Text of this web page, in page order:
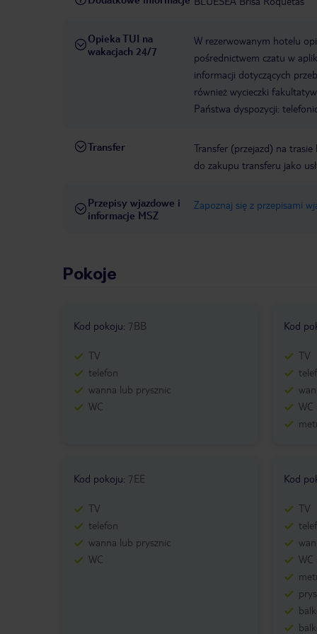
Opieka TUI na
wakacjach 24/7
W rezerwowanym hotelu
pośrednictwem czatu w
informacji dotyczących
również wycieczki
Państwa dyspozycji:
Transfer
Transfer (przejazd) na
do zakupu transferu jako
Przepisy wjazdowe i
informacje MSZ
Zapoznaj się z przepisami
Pokoje
Kod pokoju: 7BB
TV
telefon
wanna lub prysznic
WC
Kod
TV
WC
Kod pokoju: 7EE
TV
telefon
wanna lub prysznic
WC
Kod
TV
WC